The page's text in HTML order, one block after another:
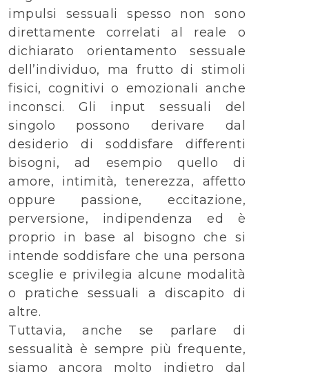
impulsi sessuali spesso non sono
direttamente correlati al reale o
dichiarato orientamento sessuale
dell’individuo, ma frutto di stimoli
fisici, cognitivi o emozionali anche
inconsci. Gli input sessuali del
singolo possono derivare dal
desiderio di soddisfare differenti
bisogni, ad esempio quello di
amore, intimità, tenerezza, affetto
oppure passione, eccitazione,
perversione, indipendenza ed è
proprio in base al bisogno che si
intende soddisfare che una persona
sceglie e privilegia alcune modalità
o pratiche sessuali a discapito di
altre.
Tuttavia, anche se parlare di
sessualità è sempre più frequente,
siamo ancora molto indietro dal